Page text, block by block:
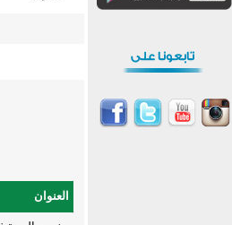
العنوان
اختتام الدورة التاسعة لمسابقة حفظ
القيم وبناء الشخصية للشباب
المسلمين
أكثر من 400 طالب يشاركون في
مسابقة المعلومات الإسلامية